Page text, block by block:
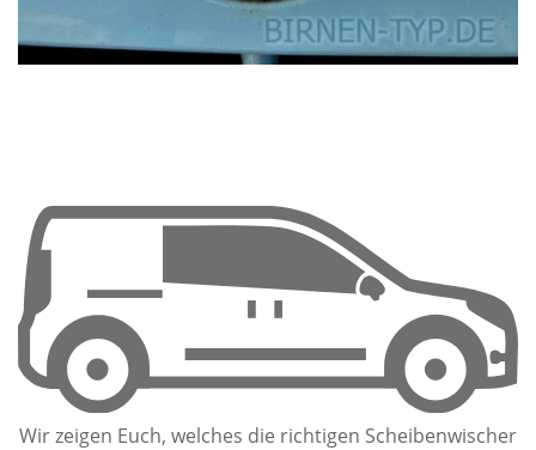
Wir zeigen Euch, welches die richtigen Scheibenwischer